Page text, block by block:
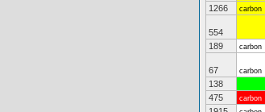
1266
carbon
554
189
carbon
67 carbon
138
475
carbon